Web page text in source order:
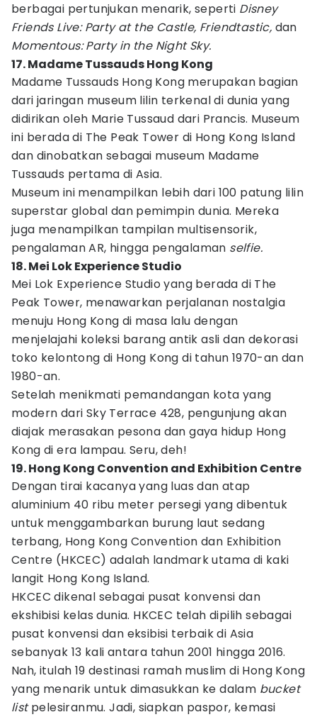
berbagai pertunjukan menarik, seperti Disney
Friends Live: Party at the Castle, Friendtastic, dan
Momentous: Party in the Night Sky.
17. Madame Tussauds Hong Kong
Madame Tussauds Hong Kong merupakan bagian
dari jaringan museum lilin terkenal di dunia yang
didirikan oleh Marie Tussaud dari Prancis. Museum
ini berada di The Peak Tower di Hong Kong Island
dan dinobatkan sebagai museum Madame
Tussauds pertama di Asia.
Museum ini menampilkan lebih dari 100 patung lilin
superstar global dan pemimpin dunia. Mereka
juga menampilkan tampilan multisensorik,
pengalaman AR, hingga pengalaman selfie.
18. Mei Lok Experience Studio
Mei Lok Experience Studio yang berada di The
Peak Tower, menawarkan perjalanan nostalgia
menuju Hong Kong di masa lalu dengan
menjelajahi koleksi barang antik asli dan dekorasi
toko kelontong di Hong Kong di tahun 1970-an dan
1980-an.
Setelah menikmati pemandangan kota yang
modern dari Sky Terrace 428, pengunjung akan
diajak merasakan pesona dan gaya hidup Hong
Kong di era lampau. Seru, deh!
19. Hong Kong Convention and Exhibition Centre
Dengan tirai kacanya yang luas dan atap
aluminium 40 ribu meter persegi yang dibentuk
untuk menggambarkan burung laut sedang
terbang, Hong Kong Convention dan Exhibition
Centre (HKCEC) adalah landmark utama di kaki
langit Hong Kong Island.
HKCEC dikenal sebagai pusat konvensi dan
ekshibisi kelas dunia. HKCEC telah dipilih sebagai
pusat konvensi dan eksibisi terbaik di Asia
sebanyak 13 kali antara tahun 2001 hingga 2016.
Nah, itulah 19 destinasi ramah muslim di Hong Kong
yang menarik untuk dimasukkan ke dalam bucket
listpelesiranmu. Jadi, siapkan paspor, kemasi